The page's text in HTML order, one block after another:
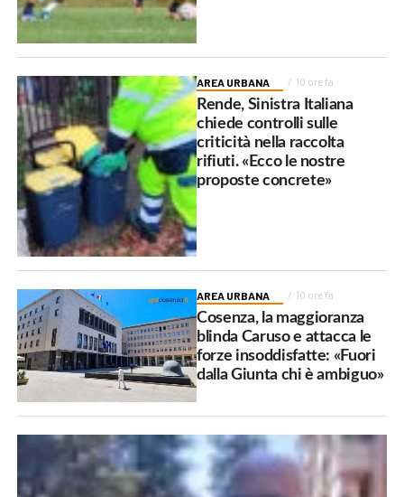
AREA URBANA 10 ore fa
Rende, Sinistra Italiana
chiede controlli sulle
criticità nella raccolta
rifiuti. «Ecco le nostre
proposte concrete»
AREA URBANA 10 ore fa
Cosenza, la maggioranza
blinda Caruso e attacca le
forze insoddisfatte: «Fuori
dalla Giunta chi è ambiguo»